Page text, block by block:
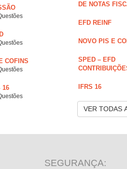
COFINS
16
DE NOTAS
EFD REINF
NOVO PIS E
SPED – EFD
IFRS 16
VER TODAS
SEGURANÇA: